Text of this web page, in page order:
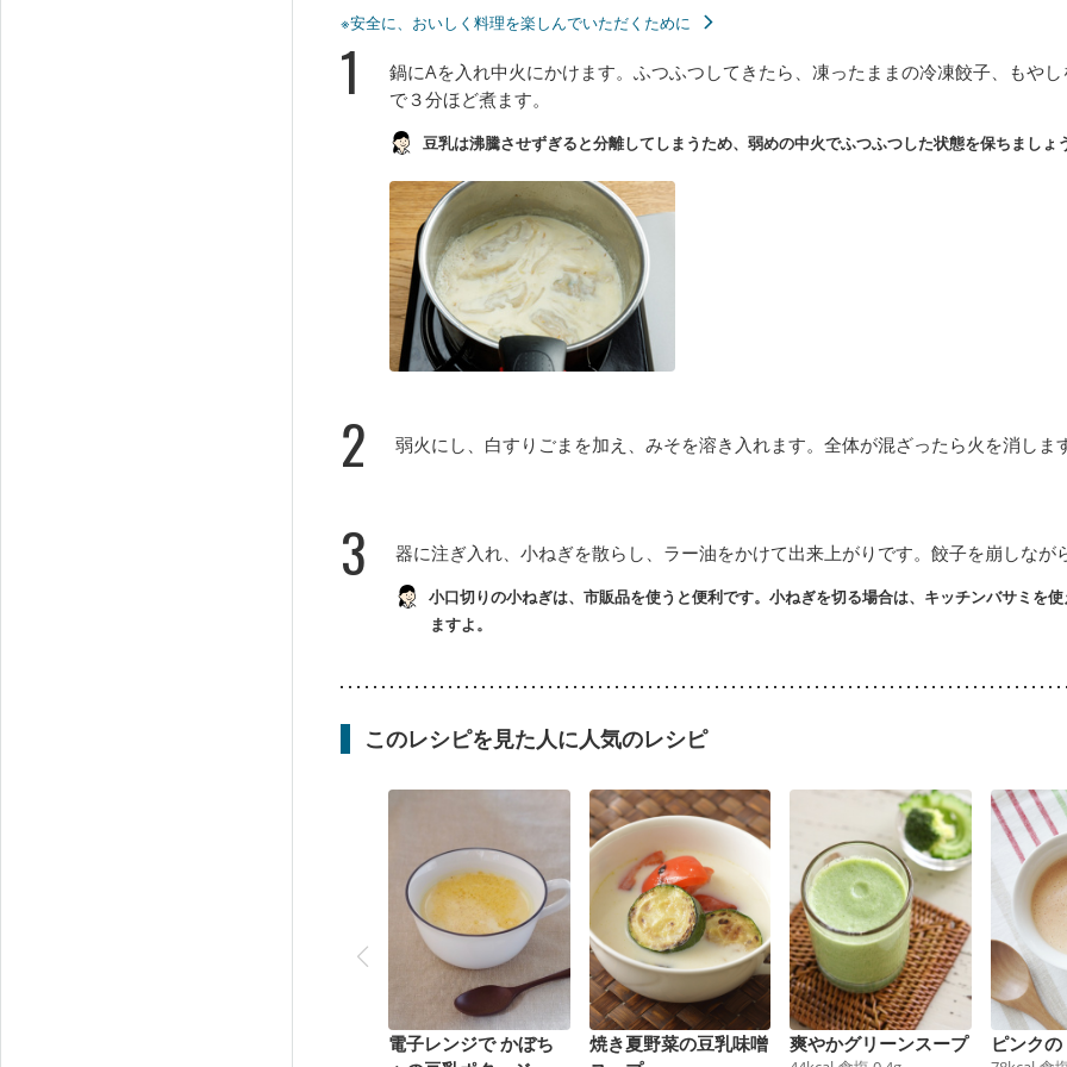
※安全に、おいしく料理を楽しんでいただくために
1
鍋にAを入れ中火にかけます。ふつふつしてきたら、凍ったままの冷凍餃子、もや
で３分ほど煮ます。
豆乳は沸騰させずぎると分離してしまうため、弱めの中火でふつふつした状態を保ちましょ
2 弱火にし、白すりごまを加え、みそを溶き入れます。全体が混ざったら火を消します
3 器に注ぎ入れ、小ねぎを散らし、ラー油をかけて出来上がりです。餃子を崩しなが
小口切りの小ねぎは、市販品を使うと便利です。小ねぎを切る場合は、キッチンバサミを
ますよ。
このレシピを見た人に人気のレシピ
電子レンジで かぼち
焼き夏野菜の豆乳味噌
爽やかグリーンスープ ピンク